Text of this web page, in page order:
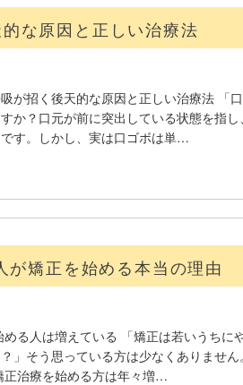
な原因と正しい治療法
が招く後天的な原因と正しい治療法 「
か？口元が前に突出している状態を指
す。しかし、実は口ゴボは単…
矯正を始める本当の理由
る人は増えている 「矯正は若いうちに
」そう思っている方は少なくありませ
正治療を始める方は年々増…